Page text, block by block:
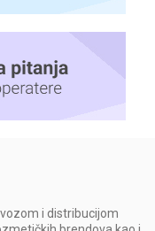
i distribucijom